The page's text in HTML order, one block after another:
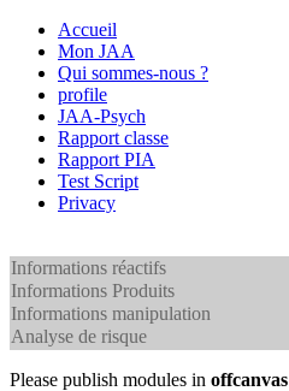
Accueil
Mon JAA
Qui sommes-nous ?
profile
JAA-Psych
Rapport classe
Rapport PIA
Test Script
Privacy
Informations réactifs
Informations Produits
Informations manipulation
Analyse de risque
Please publish modules in offcanvas